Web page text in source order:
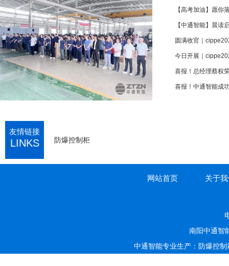
【高考加油】愿你
【中通智能】晨读
圆满收官｜
今日开展｜
喜报！中通智能成
友情链接
LINKS 防爆控制柜
网站首页 关于
南阳中通智
中通智能专业生产：防爆控